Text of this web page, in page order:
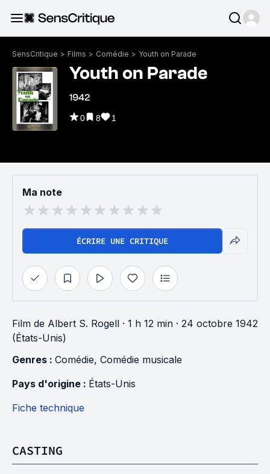
SensCritique > Films > Comédie > Youth on Parade
Youth on Parade
1942
0 8 1
Ma note
ÉCRIRE UNE CRITIQUE
Film de Albert S. Rogell · 1 h 12 min · 24 octobre 1942
(États-Unis)
Genres : Comédie, Comédie musicale
Pays d'origine : États-Unis
Fiche technique
CASTING